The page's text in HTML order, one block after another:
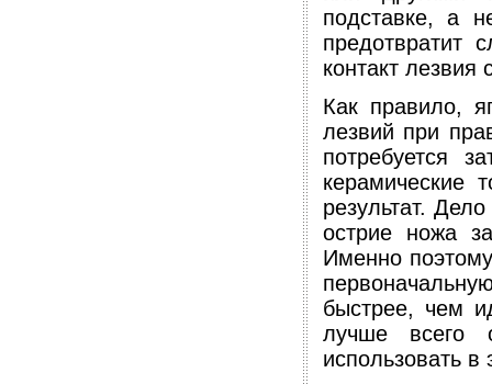
подставке, а
предотвратит
контакт
Как правило,
лезвий при
потребуется
керамические
результат.
острие ножа
Именно
быстрее, чем
лучше всего
использовать в